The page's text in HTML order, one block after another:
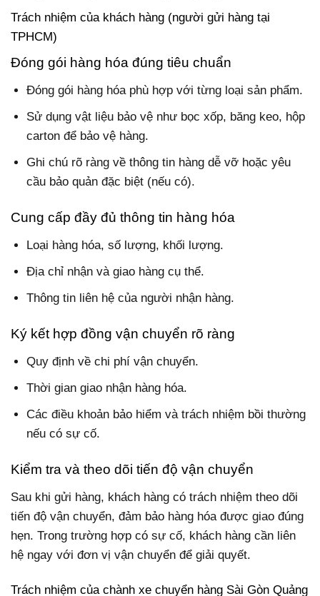
Trách nhiệm của khách hàng (người gửi hàng tại
TPHCM)
Đóng gói hàng hóa đúng tiêu chuẩn
Đóng gói hàng hóa phù hợp với từng loại sản phẩm.
Sử dụng vật liệu bảo vệ như bọc xốp, băng keo, hộp
carton để bảo vệ hàng.
Ghi chú rõ ràng về thông tin hàng dễ vỡ hoặc yêu
cầu bảo quản đặc biệt (nếu có).
Cung cấp đầy đủ thông tin hàng hóa
Loại hàng hóa, số lượng, khối lượng.
Địa chỉ nhận và giao hàng cụ thể.
Thông tin liên hệ của người nhận hàng.
Ký kết hợp đồng vận chuyển rõ ràng
Quy định về chi phí vận chuyển.
Thời gian giao nhận hàng hóa.
Các điều khoản bảo hiểm và trách nhiệm bồi thường
nếu có sự cố.
Kiểm tra và theo dõi tiến độ vận chuyển
Sau khi gửi hàng, khách hàng có trách nhiệm theo dõi
tiến độ vận chuyển, đảm bảo hàng hóa được giao đúng
hẹn. Trong trường hợp có sự cố, khách hàng cần liên
hệ ngay với đơn vị vận chuyển để giải quyết.
Trách nhiệm của chành xe chuyển hàng Sài Gòn Quảng